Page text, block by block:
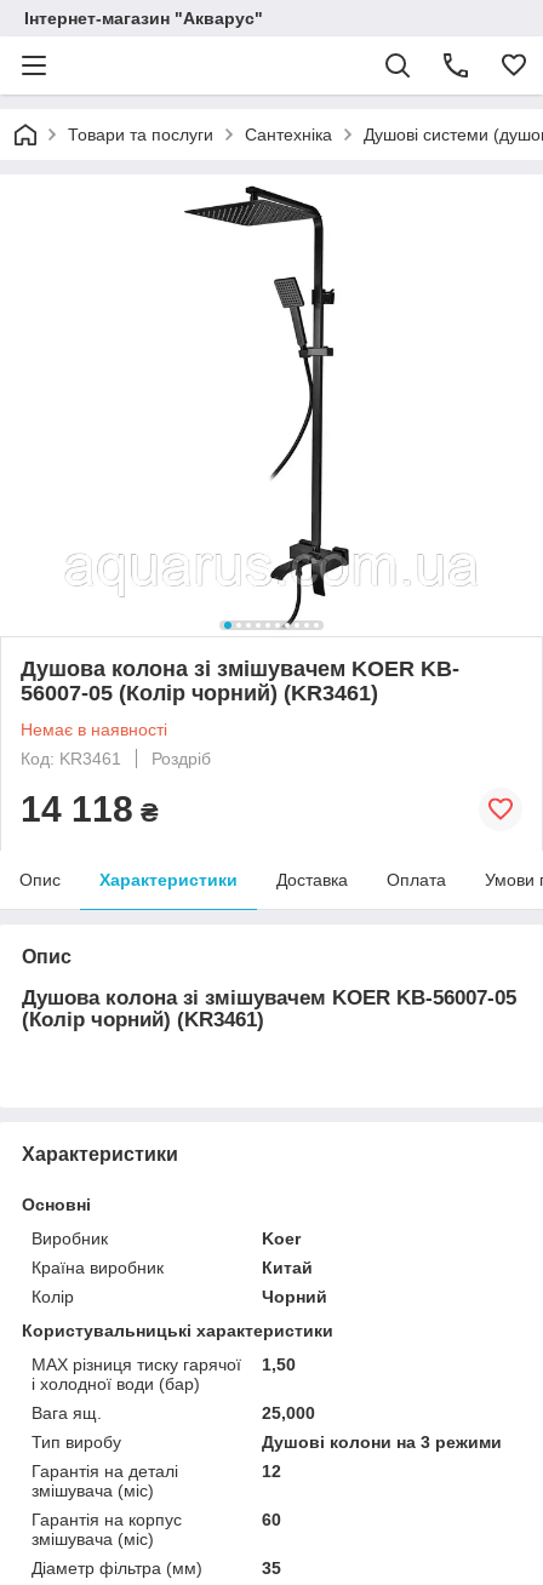
Інтернет-магазин "Акварус"
Товари та послуги Сантехніка Душові системи
Душова колона зі змішувачем KOER KB-
56007-05 (Колір чорний) (KR3461)
Немає в наявності
Код: KR3461
Роздріб
14 118 ₴
Опис Характеристики Доставка Оплата Умови
Опис
Душова колона зі змішувачем KOER KB-56007-05
(Колір чорний) (KR3461)
Характеристики
Основні
Виробник
Koer
Країна виробник
Китай
Колір
Чорний
Користувальницькі характеристики
MAX різниця тиску гарячої
і холодної води (бар)
1,50
Вага ящ.
25,000
Тип виробу
Душові колони на 3 режими
Гарантія на деталі
змішувача (міс)
12
Гарантія на корпус
змішувача (міс)
60
Діаметр фільтра (мм)
35